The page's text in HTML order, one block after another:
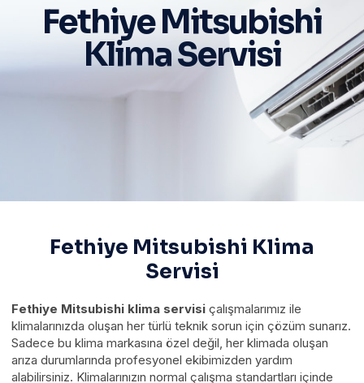
Fethiye Mitsubishi
Klima Servisi
Fethiye Mitsubishi Klima
Servisi
Fethiye Mitsubishi klima servisi çalışmalarımız ile
klimalarınızda oluşan her türlü teknik sorun için çözüm sunarız.
Sadece bu klima markasına özel değil, her klimada oluşan
arıza durumlarında profesyonel ekibimizden yardım
alabilirsiniz. Klimalarınızın normal çalışma standartları içinde